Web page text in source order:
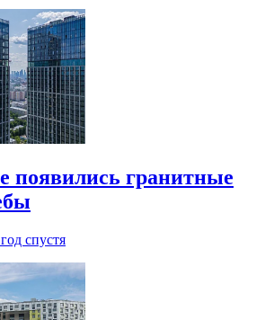
появились гранитные
спустя